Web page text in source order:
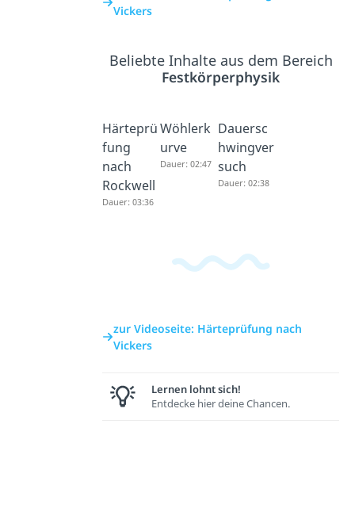
Vickers
Beliebte Inhalte aus dem Bereich
Festkörperphysik
Härteprü
fung
nach
Rockwell
Dauer: 03:36
Wöhlerk
urve
Dauer: 02:47
Dauersc
hwingver
such
Dauer: 02:38
zur Videoseite: Härteprüfung nach
Vickers
Lernen lohnt sich!
Entdecke hier deine Chancen.